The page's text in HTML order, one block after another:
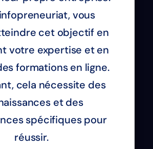
vous
cet objectif en
votre expertise et en
formations en ligne.
cela nécessite des
et des
spécifiques pour
réussir.